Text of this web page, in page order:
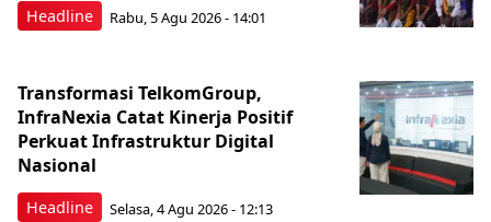
Headline Rabu, 5 Agu 2026 - 14:01
Headline
Transformasi TelkomGroup,
InfraNexia Catat Kinerja Positif
Perkuat Infrastruktur Digital
Nasional
Selasa, 4 Agu 2026 - 12:13